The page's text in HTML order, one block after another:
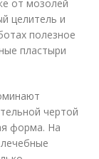
от мозолей
целитель и
полезное
пластыри
чертой
форма. На